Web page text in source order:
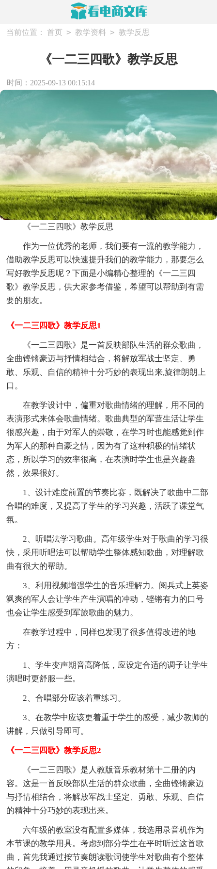
当前位置： 首页 > 教学资料 > 教学反思
《一二三四歌》教学反思
时间：2025-09-13 00:15:14
《一二三四歌》教学反思
作为一位优秀的老师，我们要有一流的教学能力，
借助教学反思可以快速提升我们的教学能力，那要怎么
写好教学反思呢？下面是小编精心整理的《一二三四
歌》教学反思，供大家参考借鉴，希望可以帮助到有需
要的朋友。
《一二三四歌》教学反思1
《一二三四歌》是一首反映部队生活的群众歌曲，
全曲铿锵豪迈与抒情相结合，将解放军战士坚定、勇
敢、乐观、自信的精神十分巧妙的表现出来,旋律朗朗上
口。
在教学设计中，偏重对歌曲情绪的理解，用不同的
表演形式来体会歌曲情绪。歌曲典型的军营生活让学生
很感兴趣，由于对军人的崇敬，在学习时也能感觉到作
为军人的那种自豪之情，因为有了这种积极的情绪状
态，所以学习的效率很高，在表演时学生也是兴趣盎
然，效果很好。
1、设计难度前置的节奏比赛，既解决了歌曲中二部
合唱的难度，又提高了学生的学习兴趣，活跃了课堂气
氛。
2、听唱法学习歌曲。高年级学生对于歌曲的学习很
快，采用听唱法可以帮助学生整体感知歌曲，对理解歌
曲有很大的帮助。
3、利用视频增强学生的音乐理解力。阅兵式上英姿
飒爽的军人会让学生产生演唱的冲动，铿锵有力的口号
也会让学生感受到军旅歌曲的魅力。
在教学过程中，同样也发现了很多值得改进的地
方：
1、学生变声期音高降低，应设定合适的调子让学生
演唱时更舒服一些。
2、合唱部分应该着重练习。
3、在教学中应该更着重于学生的感受，减少教师的
讲解，只做引导即可。
《一二三四歌》教学反思2
《一二三四歌》是人教版音乐教材第十二册的内
容。这是一首反映部队生活的群众歌曲，全曲铿锵豪迈
与抒情相结合，将解放军战士坚定、勇敢、乐观、自信
的精神十分巧妙的表现出来。
六年级的教室没有配置多媒体，我选用录音机作为
本节课的教学用具。考虑到部分学生在平时听过这首歌
曲，首先我通过按节奏朗读歌词使学生对歌曲有个整体